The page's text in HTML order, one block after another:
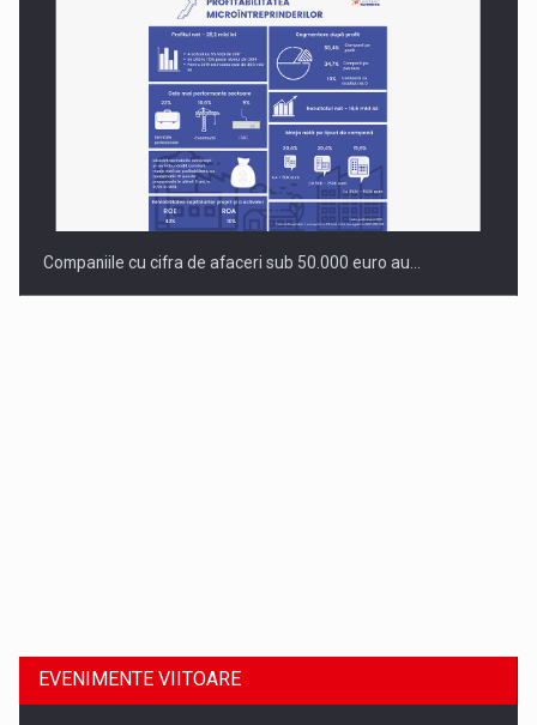
Companiile cu cifra de afaceri sub 50.000 euro au…
EVENIMENTE VIITOARE